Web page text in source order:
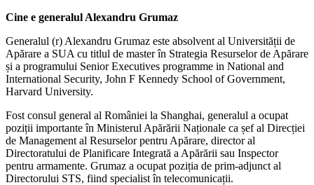
Cine e generalul Alexandru Grumaz
Generalul (r) Alexandru Grumaz este absolvent al Universității de
Apărare a SUA cu titlul de master în Strategia Resurselor de Apărare
și a programului Senior Executives programme in National and
International Security, John F Kennedy School of Government,
Harvard University.
Fost consul general al României la Shanghai, generalul a ocupat
poziții importante în Ministerul Apărării Naționale ca șef al Direcției
de Management al Resurselor pentru Apărare, director al
Directoratului de Planificare Integrată a Apărării sau Inspector
pentru armamente. Grumaz a ocupat poziția de prim-adjunct al
Directorului STS, fiind specialist în telecomunicații.